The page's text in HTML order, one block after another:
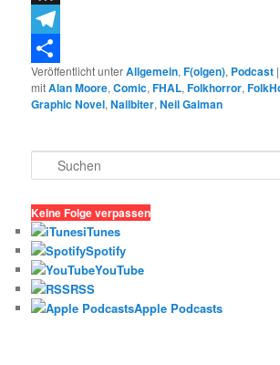
Threema
Telegram
Teilen
Veröffentlicht unterAllgemein,F(olgen), Podcast
mitAlan Moore,Comic,FHAL,Folkhorror,
Graphic Novel,Nailbiter,Neil Gaiman
u
h
e
n
Keine Folge verpassen
iTunes
Spotify
YouTube
RSS
Apple Podcasts